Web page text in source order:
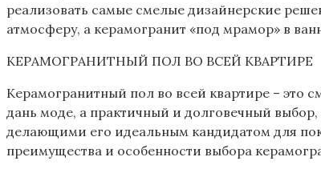
реализовать самые смелые дизайнерские
атмосферу, а керамогранит «под мрамор» в
КЕРАМОГРАНИТНЫЙ ПОЛ ВО ВСЕЙ КВАРТИРЕ
Керамогранитный пол во всей квартире – это
дань моде, а практичный и долговечный
делающими его идеальным кандидатом для
преимущества и особенности выбора